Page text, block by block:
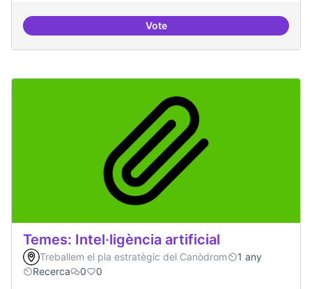
VoteBar obert i dinamitzat
Temes: Intel·ligència artificial
Treballem el pla estratègic del Canòdrom
1 any
Recerca
0 0